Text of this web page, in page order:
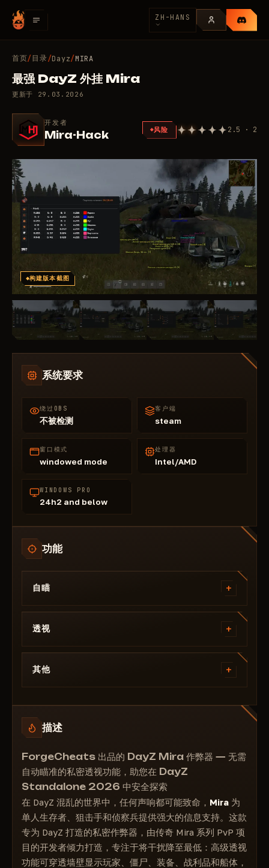
ZH-HANS
首页/目录/Dayz/MIRA
最强 DayZ 外挂 Mira
更新于 29.03.2026
开发者
Mira-Hack 风险 2.5 · 2
构建版本截图
系统要求
绕过OBS
不被检测
客户端
steam
窗口模式
windowed mode
处理器
Intel/AMD
WINDOWS PRO
24h2 and below
功能
自瞄 +
启用静默瞄准 - 启用/禁用此功能
瞄准绑定器 - 此功能允许您配置用于开启/关闭瞄准
视野范围 - 允许您设置瞄准功能生效的视角
距离 - 瞄准功能生效的有效距离
透视 +
骷髅
手中物品
食物
盔甲
消耗品
药品
汽车
其他 +
颜色
描述
ForgeCheats 出品的 DayZ Mira 作弊器 — 无需
自动瞄准的私密透视功能，助您在 DayZ
Standalone 2026 中安全探索
在 DayZ 混乱的世界中，任何声响都可能致命， Mira 为
单人生存者、狙击手和侦察兵提供强大的信息支持。这款
专为 DayZ 打造的私密作弊器，由传奇 Mira 系列 PvP 项
目的开发者倾力打造，专注于将干扰降至最低：高级透视
功能可穿透墙壁显示玩家、僵尸、装备、战利品和船体，